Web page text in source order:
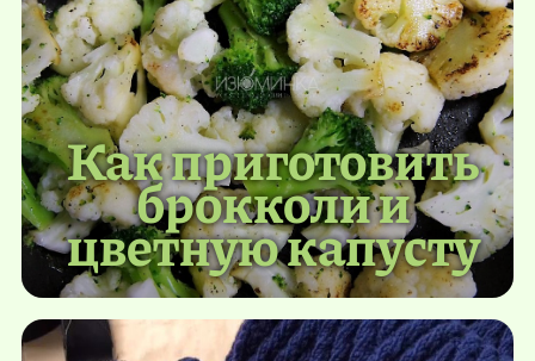
Как приготовить
брокколи и
цветную капусту